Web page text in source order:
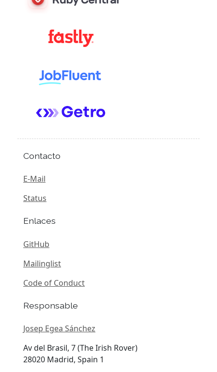
Contacto
E-Mail
Status
Enlaces
GitHub
Mailinglist
Code of Conduct
Responsable
Josep Egea Sánchez
Av del Brasil, 7 (The Irish Rover)
28020 Madrid, Spain 1